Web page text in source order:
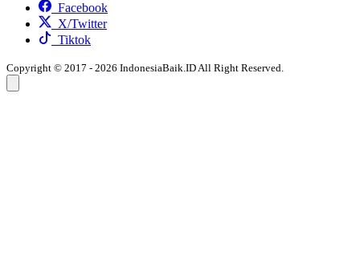
Facebook
X/Twitter
Tiktok
Copyright © 2017 - 2026 IndonesiaBaik.ID All Right Reserved.